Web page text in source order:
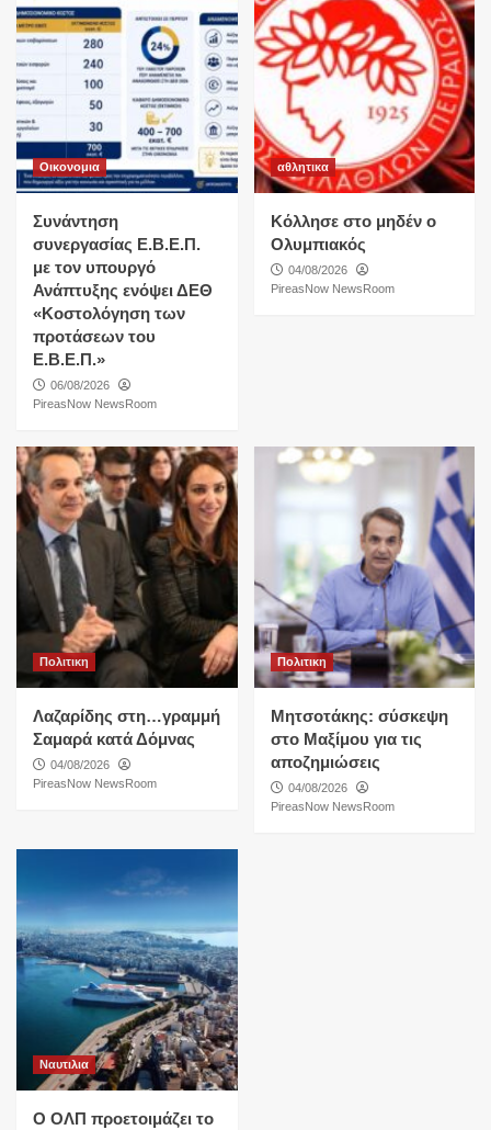
Οικονομια
Συνάντηση
συνεργασίας Ε.Β.Ε.Π.
με τον υπουργό
Ανάπτυξης ενόψει ΔΕΘ
«Κοστολόγηση των
προτάσεων του
Ε.Β.Ε.Π.»
06/08/2026
PireasNow NewsRoom
αθλητικα
Κόλλησε στο μηδέν ο
Ολυμπιακός
04/08/2026
PireasNow NewsRoom
Πολιτικη
Λαζαρίδης στη…γραμμή
Σαμαρά κατά Δόμνας
04/08/2026
PireasNow NewsRoom
Πολιτικη
Μητσοτάκης: σύσκεψη
στο Μαξίμου για τις
αποζημιώσεις
04/08/2026
PireasNow NewsRoom
Ναυτιλια
O ΟΛΠ προετοιμάζει το